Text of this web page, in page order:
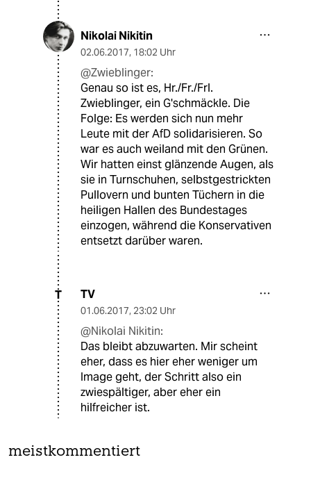
Nikolai Nikitin
02.06.2017, 18:02 Uhr
@Zwieblinger:
Genau so ist es, Hr./Fr./Frl.
Zwieblinger, ein G'schmäckle. Die
Folge: Es werden sich nun mehr
Leute mit der AfD solidarisieren. So
war es auch weiland mit den Grünen.
Wir hatten einst glänzende Augen, als
sie in Turnschuhen, selbstgestrickten
Pullovern und bunten Tüchern in die
heiligen Hallen des Bundestages
einzogen, während die Konservativen
entsetzt darüber waren.
T TV
01.06.2017, 23:02 Uhr
@Nikolai Nikitin:
Das bleibt abzuwarten. Mir scheint
eher, dass es hier eher weniger um
Image geht, der Schritt also ein
zwiespältiger, aber eher ein
hilfreicher ist.
meistkommentiert